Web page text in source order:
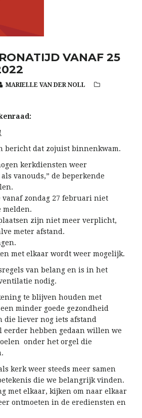
VANAF 25
MARIELLE VAN DER NOLL
bericht dat zojuist binnenkwam.
kerkdiensten weer
vanouds,” de beperkende
vanaf zondag 27 februari niet
melden.
zijn niet meer verplicht,
meter afstand.
met elkaar wordt weer mogelijk.
van belang en is in het
nodig.
te blijven houden met
minder goede gezondheid
die liever nog iets afstand
eerder hebben gedaan willen we
onder het orgel die
kerk weer steeds meer samen
die we belangrijk vinden.
met elkaar, kijken om naar elkaar
ontmoeten in de erediensten en